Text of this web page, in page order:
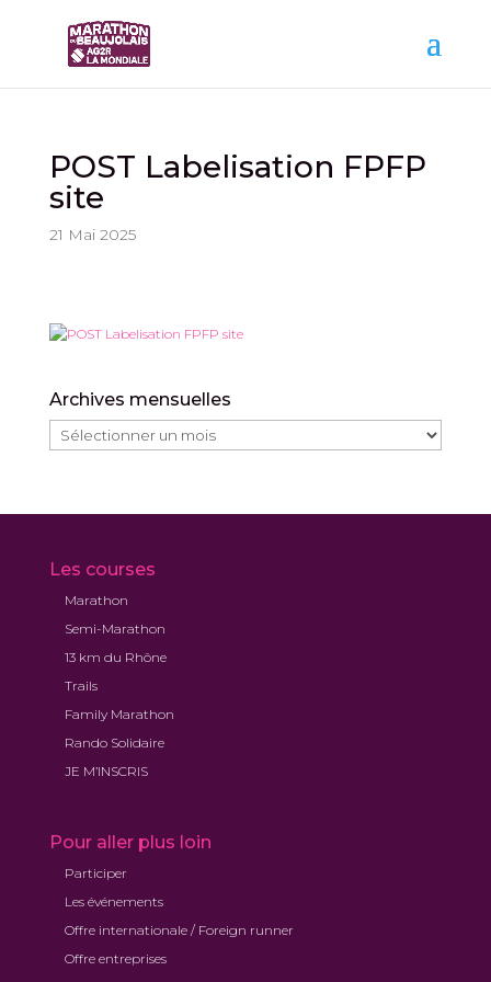
POST Labelisation FPFP
site
21 Mai 2025
Archives mensuelles
Archives
mensuelles
Les courses
Marathon
Semi-Marathon
13 km du Rhône
Trails
Family Marathon
Rando Solidaire
JE M’INSCRIS
Pour aller plus loin
Participer
Les événements
Offre internationale / Foreign runner
Offre entreprises